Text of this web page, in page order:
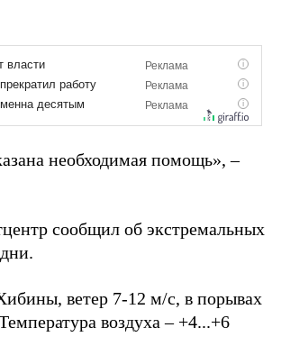
необходимая помощь», –
сообщил об экстремальных
ветер 7-12 м/с, в порывах
воздуха – +4...+6